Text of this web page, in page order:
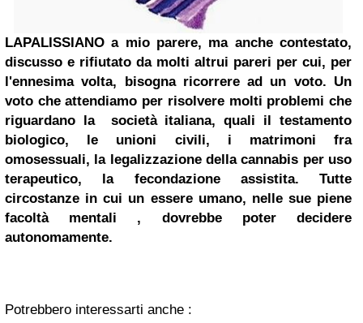
LAPALISSIANO a mio parere, ma anche contestato,
discusso e rifiutato da molti altrui pareri per cui, per
l'ennesima volta, bisogna ricorrere ad un voto. Un
voto che attendiamo per risolvere molti problemi che
riguardano la società italiana, quali il testamento
biologico, le unioni civili, i matrimoni fra
omosessuali, la legalizzazione della cannabis per uso
terapeutico, la fecondazione assistita. Tutte
circostanze in cui un essere umano, nelle sue piene
facoltà mentali , dovrebbe poter decidere
autonomamente.
Potrebbero interessarti anche :